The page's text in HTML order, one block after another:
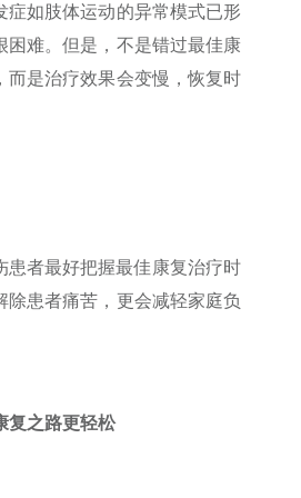
症如肢体运动的异常模式已形
困难。但是，不是错过最佳康
而是治疗效果会变慢，恢复时
患者最好把握最佳康复治疗时
除患者痛苦，更会减轻家庭负
复之路更轻松